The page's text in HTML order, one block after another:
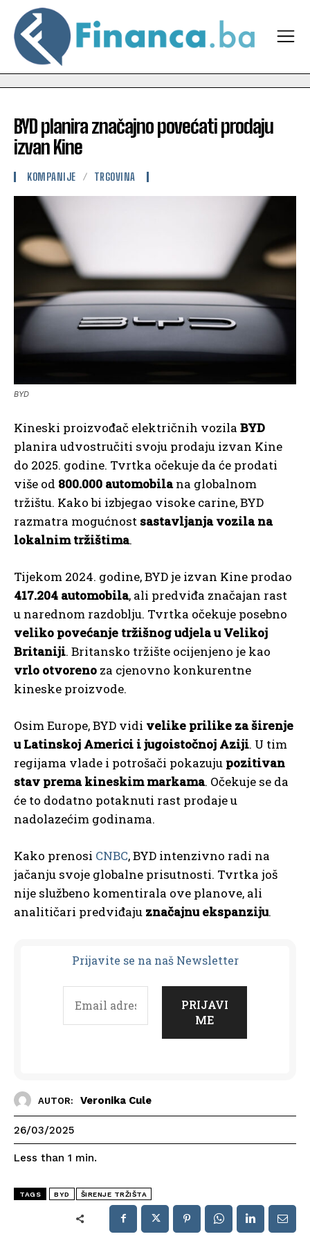
BYD planira značajno povećati prodaju
izvan Kine
KOMPANIJE TRGOVINA
BYD
Kineski proizvođač električnih vozila BYD
planira udvostručiti svoju prodaju izvan Kine
do 2025. godine. Tvrtka očekuje da će prodati
više od 800.000 automobilana globalnom
tržištu. Kako bi izbjegao visoke carine, BYD
razmatra mogućnost sastavljanja vozila na
lokalnim tržištima.
Tijekom 2024. godine, BYD je izvan Kine prodao
417.204 automobila, ali predviđa značajan rast
u narednom razdoblju. Tvrtka očekuje posebno
veliko povećanje tržišnog udjela u Velikoj
Britaniji. Britansko tržište ocijenjeno je kao
vrlo otvoreno za cjenovno konkurentne
kineske proizvode.
Osim Europe, BYD vidi velike prilike za širenje
u Latinskoj Americi i jugoistočnoj Aziji. U tim
regijama vlade i potrošači pokazuju pozitivan
stav prema kineskim markama. Očekuje se da
će to dodatno potaknuti rast prodaje u
nadolazećim godinama.
Kako prenosi CNBC, BYD intenzivno radi na
jačanju svoje globalne prisutnosti. Tvrtka još
nije službeno komentirala ove planove, ali
analitičari predviđaju značajnu ekspanziju.
Prijavite se na naš Newsletter
AUTOR: Veronika Cule
26/03/2025
Less than 1 min.
TAGS BYD ŠIRENJE TRŽIŠTA